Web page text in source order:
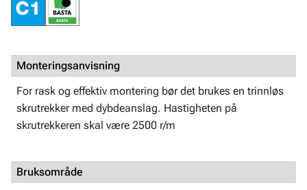
Monteringsanvisning
For rask og effektiv montering bør det brukes en trinnløs
skrutrekker med dybdeanslag. Hastigheten på
skrutrekkeren skal være 2500 r/m
Bruksområde